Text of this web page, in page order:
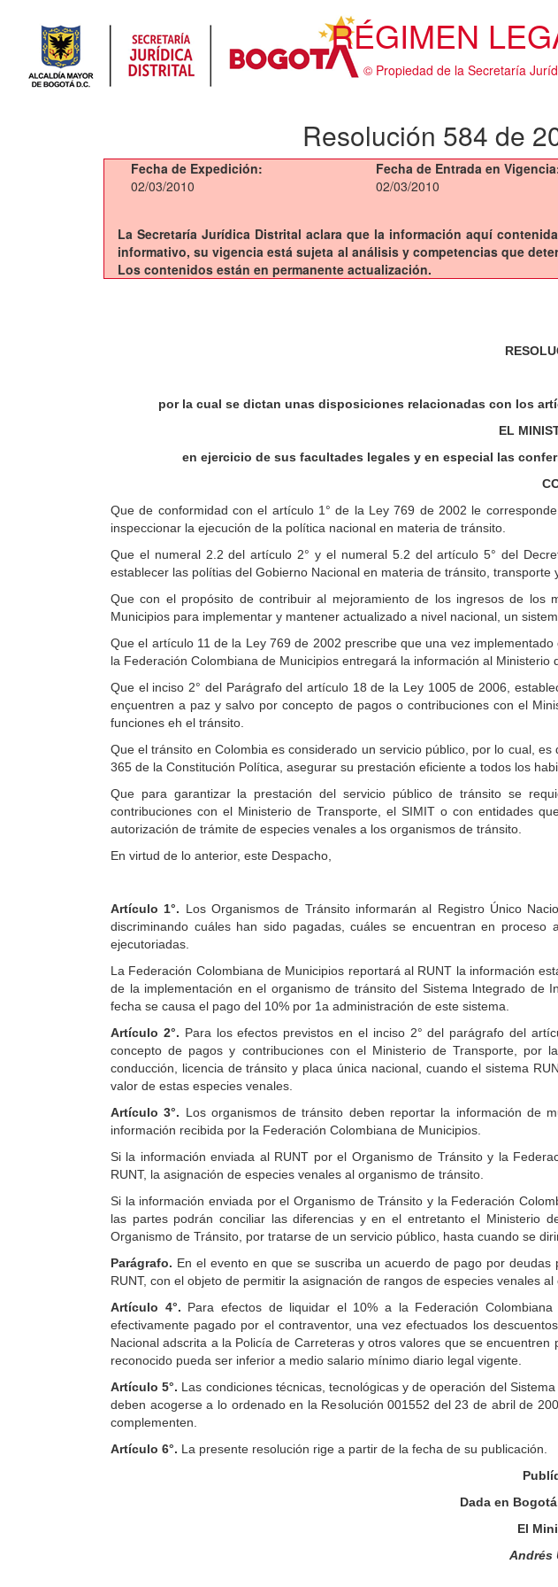
RÉGIMEN
© Propiedad de la Secretaría
Resolución 584 de
Fecha de Expedición:
02/03/2010
Fecha de Entrada en
02/03/2010
La Secretaría Jurídica Distrital aclara que la información aquí
informativo, su vigencia está sujeta al análisis y competencias que
Los contenidos están en permanente actualización.
por la cual se dictan unas disposiciones relacionadas con los
EL
en ejercicio de sus facultades legales y en especial las
Que de conformidad con el artículo 1° de la Ley 769 de 2002 le
inspeccionar la ejecución de la política nacional en materia de tránsito.
Que el numeral 2.2 del artículo 2° y el numeral 5.2 del artículo 5° del
establecer las polítias del Gobierno Nacional en materia de tránsito, transporte
Que con el propósito de contribuir al mejoramiento de los ingresos de
Municipios para implementar y mantener actualizado a nivel nacional, un
Que el artículo 11 de la Ley 769 de 2002 prescribe que una vez
la Federación Colombiana de Municipios entregará la información al
Que el inciso 2° del Parágrafo del artículo 18 de la Ley 1005 de 2006,
ençuentren a paz y salvo por concepto de pagos o contribuciones con el
funciones eh el tránsito.
Que el tránsito en Colombia es considerado un servicio público, por lo cual,
365 de la Constitución Política, asegurar su prestación eficiente a todos los
Que para garantizar la prestación del servicio público de tránsito se
contribuciones con el Ministerio de Transporte, el SIMIT o con entidades
autorización de trámite de especies venales a los organismos de tránsito.
En virtud de lo anterior, este Despacho,
Artículo 1°. Los Organismos de Tránsito informarán al Registro Único
discriminando cuáles han sido pagadas, cuáles se encuentran en
ejecutoriadas.
La Federación Colombiana de Municipios reportará al RUNT la información
de la implementación en el organismo de tránsito del Sistema lntegrado de
fecha se causa el pago del 10% por 1a administración de este sistema.
Artículo 2°. Para los efectos previstos en el inciso 2° del parágrafo del
concepto de pagos y contribuciones con el Ministerio de Transporte, por
conducción, licencia de tránsito y placa única nacional, cuando el sistema
valor de estas especies venales.
Artículo 3°. Los organismos de tránsito deben reportar la información de
información recibida por la Federación Colombiana de Municipios.
Si la información enviada al RUNT por el Organismo de Tránsito y la
RUNT, la asignación de especies venales al organismo de tránsito.
Si la información enviada por el Organismo de Tránsito y la Federación
las partes podrán conciliar las diferencias y en el entretanto el Ministerio
Organismo de Tránsito, por tratarse de un servicio público, hasta cuando se
Parágrafo. En el evento en que se suscriba un acuerdo de pago por
RUNT, con el objeto de permitir la asignación de rangos de especies venales
Artículo 4°. Para efectos de liquidar el 10% a la Federación
efectivamente pagado por el contraventor, una vez efectuados los
Nacional adscrita a la Policía de Carreteras y otros valores que se
reconocido pueda ser inferior a medio salario mínimo diario legal vigente.
Artículo 5°. Las condiciones técnicas, tecnológicas y de operación del
deben acogerse a lo ordenado en la Resolución 001552 del 23 de abril de
complementen.
Artículo 6°. La presente resolución rige a partir de la fecha de su publicación.
Dada en
El
Andrés